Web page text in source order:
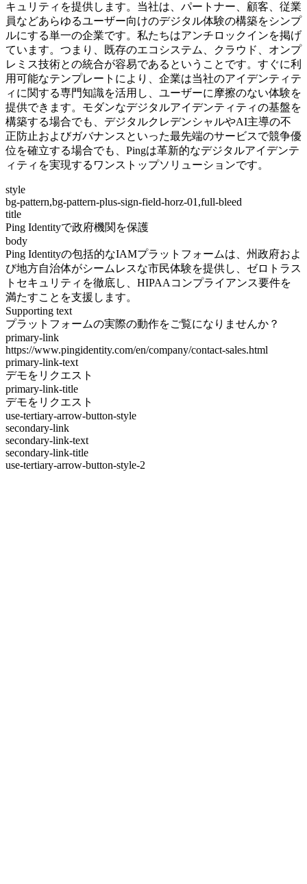
キュリティを提供します。当社は、パートナー、顧客、従業
員などあらゆるユーザー向けのデジタル体験の構築をシンプ
ルにする単一の企業です。私たちはアンチロックインを掲げ
ています。つまり、既存のエコシステム、クラウド、オンプ
レミス技術との統合が容易であるということです。すぐに利
用可能なテンプレートにより、企業は当社のアイデンティテ
ィに関する専門知識を活用し、ユーザーに摩擦のない体験を
提供できます。モダンなデジタルアイデンティティの基盤を
構築する場合でも、デジタルクレデンシャルやAI主導の不
正防止およびガバナンスといった最先端のサービスで競争優
位を確立する場合でも、Pingは革新的なデジタルアイデンテ
ィティを実現するワンストップソリューションです。
style
bg-pattern,bg-pattern-plus-sign-field-horz-01,full-bleed
title
Ping Identityで政府機関を保護
body
Ping Identityの包括的なIAMプラットフォームは、州政府およ
び地方自治体がシームレスな市民体験を提供し、ゼロトラス
トセキュリティを徹底し、HIPAAコンプライアンス要件を
満たすことを支援します。
Supporting text
プラットフォームの実際の動作をご覧になりませんか？
primary-link
https://www.pingidentity.com/en/company/contact-sales.html
primary-link-text
デモをリクエスト
primary-link-title
デモをリクエスト
use-tertiary-arrow-button-style
secondary-link
secondary-link-text
secondary-link-title
use-tertiary-arrow-button-style-2